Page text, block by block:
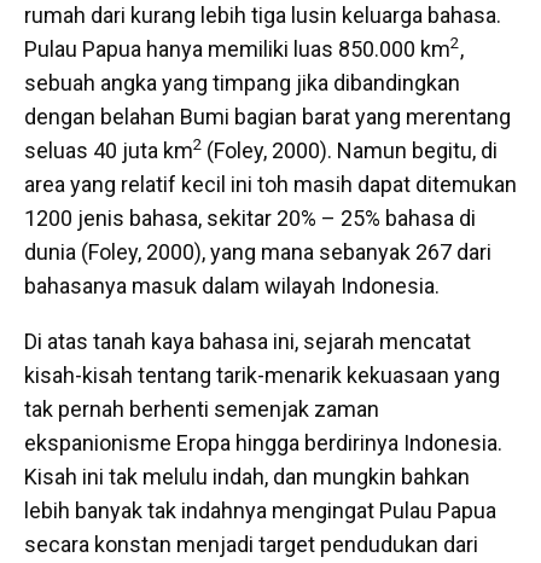
rumah dari kurang lebih tiga lusin keluarga bahasa.
Pulau Papua hanya memiliki luas 850.000 km2,
sebuah angka yang timpang jika dibandingkan
dengan belahan Bumi bagian barat yang merentang
seluas 40 juta km2 (Foley, 2000). Namun begitu, di
area yang relatif kecil ini toh masih dapat ditemukan
1200 jenis bahasa, sekitar 20% – 25% bahasa di
dunia (Foley, 2000), yang mana sebanyak 267 dari
bahasanya masuk dalam wilayah Indonesia.
Di atas tanah kaya bahasa ini, sejarah mencatat
kisah-kisah tentang tarik-menarik kekuasaan yang
tak pernah berhenti semenjak zaman
ekspanionisme Eropa hingga berdirinya Indonesia.
Kisah ini tak melulu indah, dan mungkin bahkan
lebih banyak tak indahnya mengingat Pulau Papua
secara konstan menjadi target pendudukan dari